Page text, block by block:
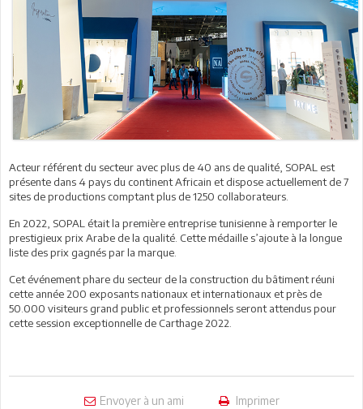
Acteur référent du secteur avec plus de 40 ans de qualité, SOPAL est
présente dans 4 pays du continent Africain et dispose actuellement de 7
sites de productions comptant plus de 1250 collaborateurs.
En 2022, SOPAL était la première entreprise tunisienne à remporter le
prestigieux prix Arabe de la qualité. Cette médaille s’ajoute à la longue
liste des prix gagnés par la marque.
Cet événement phare du secteur de la construction du bâtiment réuni
cette année 200 exposants nationaux et internationaux et près de
50.000 visiteurs grand public et professionnels seront attendus pour
cette session exceptionnelle de Carthage 2022.
Envoyer à un ami Imprimer